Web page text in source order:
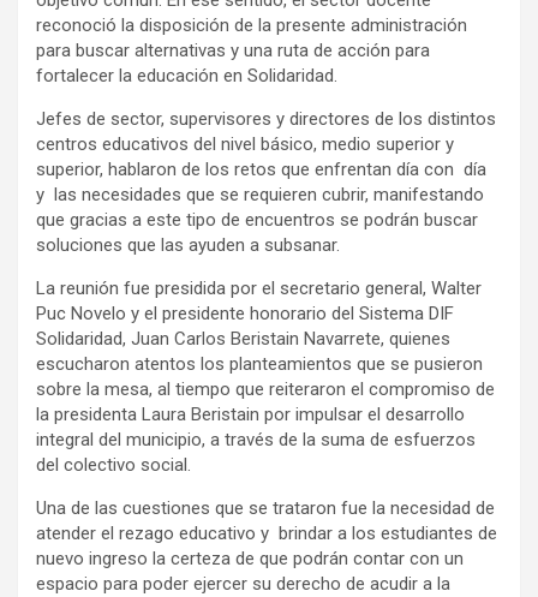
reconoció la disposición de la presente administración
para buscar alternativas y una ruta de acción para
fortalecer la educación en Solidaridad.
Jefes de sector, supervisores y directores de los distintos
centros educativos del nivel básico, medio superior y
superior, hablaron de los retos que enfrentan día con día
y las necesidades que se requieren cubrir, manifestando
que gracias a este tipo de encuentros se podrán buscar
soluciones que las ayuden a subsanar.
La reunión fue presidida por el secretario general, Walter
Puc Novelo y el presidente honorario del Sistema DIF
Solidaridad, Juan Carlos Beristain Navarrete, quienes
escucharon atentos los planteamientos que se pusieron
sobre la mesa, al tiempo que reiteraron el compromiso de
la presidenta Laura Beristain por impulsar el desarrollo
integral del municipio, a través de la suma de esfuerzos
del colectivo social.
Una de las cuestiones que se trataron fue la necesidad de
atender el rezago educativo y brindar a los estudiantes de
nuevo ingreso la certeza de que podrán contar con un
espacio para poder ejercer su derecho de acudir a la